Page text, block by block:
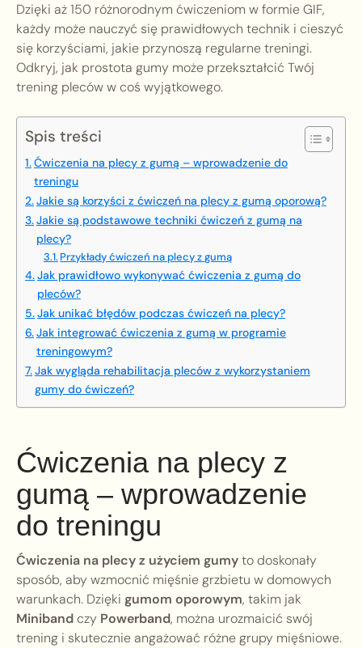
Dzięki aż 150 różnorodnym ćwiczeniom w formie GIF,
każdy może nauczyć się prawidłowych technik i cieszyć
się korzyściami, jakie przynoszą regularne treningi.
Odkryj, jak prostota gumy może przekształcić Twój
trening pleców w coś wyjątkowego.
Spis treści
Ćwiczenia na plecy z gumą – wprowadzenie do
treningu
Jakie są korzyści z ćwiczeń na plecy z gumą oporową?
Jakie są podstawowe techniki ćwiczeń z gumą na
plecy?
Przykłady ćwiczeń na plecy z gumą
Jak prawidłowo wykonywać ćwiczenia z gumą do
pleców?
Jak unikać błędów podczas ćwiczeń na plecy?
Jak integrować ćwiczenia z gumą w programie
treningowym?
Jak wygląda rehabilitacja pleców z wykorzystaniem
gumy do ćwiczeń?
Ćwiczenia na plecy z
gumą – wprowadzenie
do treningu
Ćwiczenia na plecy z użyciem gumyto doskonały
sposób, aby wzmocnić mięśnie grzbietu w domowych
warunkach. Dzięki gumom oporowym, takim jak
Minibandczy Powerband, można urozmaicić swój
trening i skutecznie angażować różne grupy mięśniowe.